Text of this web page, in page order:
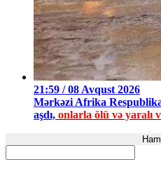
21:59 / 08 Avqust 2026
Mərkəzi Afrika
aşdı, onlarla ölü və yaralı